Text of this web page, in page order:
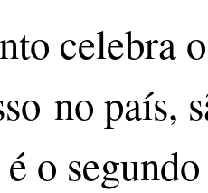
celebra
no país,
o